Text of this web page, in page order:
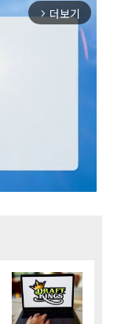
arrow_forward_ios 더보기